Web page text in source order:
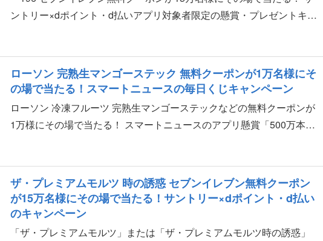
ントリー×dポイント・d払いアプリ対象者限定の懸賞・プレゼントキャ
ローソン 完熟生マンゴーステック 無料クーポンが1万名様にそ
の場で当たる！スマートニュースの毎日くじキャンペーン
ローソン 冷凍フルーツ 完熟生マンゴーステックなどの無料クーポンが
1万様にその場で当たる！ スマートニュースのアプリ懸賞「500万本以
ザ・プレミアムモルツ 時の誘惑 セブンイレブン無料クーポン
が15万名様にその場で当たる！サントリー×dポイント・d払い
のキャンペーン
「ザ・プレミアムモルツ」または「ザ・プレミアムモルツ時の誘惑」